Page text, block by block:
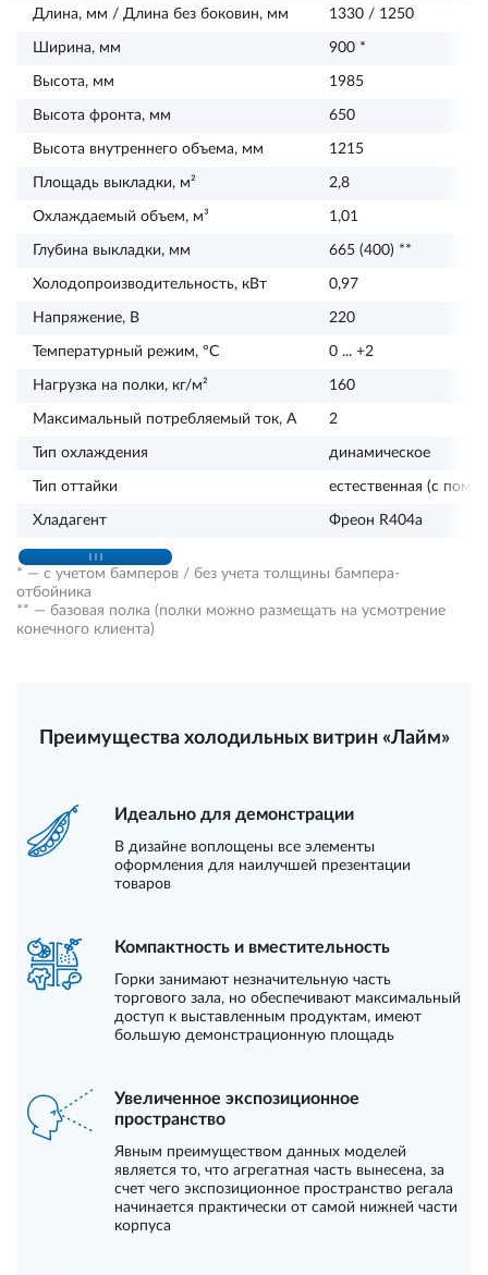
Длина, мм / Длина без боковин, мм 1330 / 1250
Ширина, мм 900 *
Высота, мм 1985
Высота фронта, мм 650
Высота внутреннего объема, мм 1215
Площадь выкладки, м² 2,8
Охлаждаемый объем, м³ 1,01
Глубина выкладки, мм 665 (400) **
Холодопроизводительность, кВт 0,97
Напряжение, В 220
Температурный режим, ºС 0 ... +2
Нагрузка на полки, кг/м² 160
Максимальный потребляемый ток, А 2
Тип охлаждения динамическое
Тип оттайки естественная (с
Хладагент Фреон R404a
* — с учетом бамперов / без учета толщины бампера-
отбойника
** — базовая полка (полки можно размещать на усмотрение
конечного клиента)
Преимущества холодильных витрин «Лайм»
Идеально для демонстрации
В дизайне воплощены все элементы
оформления для наилучшей презентации
товаров
Компактность и вместительность
Горки занимают незначительную часть
торгового зала, но обеспечивают максимальный
доступ к выставленным продуктам, имеют
большую демонстрационную площадь
Увеличенное экспозиционное
пространство
Явным преимуществом данных моделей
является то, что агрегатная часть вынесена, за
счет чего экспозиционное пространство регала
начинается практически от самой нижней части
корпуса